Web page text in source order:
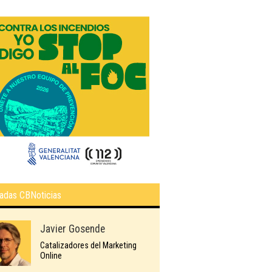
CBNoticias
Javier Gosende
Catalizadores del Marketing
Online